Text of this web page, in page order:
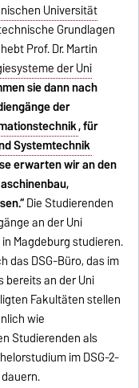
Universität
Grundlagen
Prof. Dr. Martin
der Uni
sie dann nach
der
, für
Systemtechnik
erwarten wir an den
Die Studierenden
an der Uni
Magdeburg studieren.
das DSG-Büro, das im
bereits an der Uni
Fakultäten stellen
wie
Studierenden als
im DSG-2-